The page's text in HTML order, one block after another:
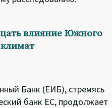
влияние Южного
Банк (ЕИБ), стремясь
банк ЕС, продолжает